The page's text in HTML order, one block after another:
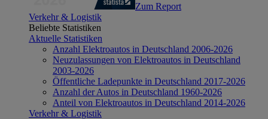
Zum Report
Verkehr & Logistik
Beliebte Statistiken
Aktuelle Statistiken
Anzahl Elektroautos in Deutschland 2006-2026
Neuzulassungen von Elektroautos in Deutschland
2003-2026
Öffentliche Ladepunkte in Deutschland 2017-2026
Anzahl der Autos in Deutschland 1960-2026
Anteil von Elektroautos in Deutschland 2014-2026
Verkehr & Logistik